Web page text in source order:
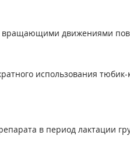
движениями
использования
в период лактации